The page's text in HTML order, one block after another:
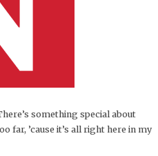
something special about
far, ’cause it’s all right here in my